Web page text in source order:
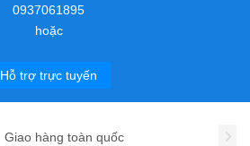
0937061895
hoặc
Hỗ trợ trực tuyến
Giao hàng toàn quốc